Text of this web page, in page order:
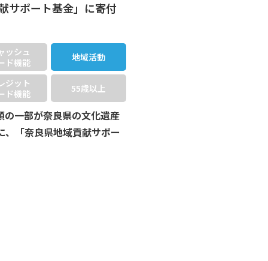
サポート基金」に寄付
ッシュ
ド機能
地域活動
ジット
ド機能
55歳以上
一部が奈良県の文化遺産
「奈良県地域貢献サポー